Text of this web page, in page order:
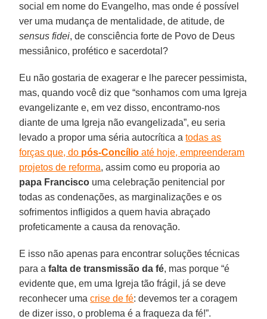
social em nome do Evangelho, mas onde é possível
ver uma mudança de mentalidade, de atitude, de
sensus fidei, de consciência forte de Povo de Deus
messiânico, profético e sacerdotal?
Eu não gostaria de exagerar e lhe parecer pessimista,
mas, quando você diz que “sonhamos com uma Igreja
evangelizante e, em vez disso, encontramo-nos
diante de uma Igreja não evangelizada”, eu seria
levado a propor uma séria autocrítica atodas as
forças que, do pós-Concílio até hoje, empreenderam
projetos de reforma, assim como eu proporia ao
papa Francisco uma celebração penitencial por
todas as condenações, as marginalizações e os
sofrimentos infligidos a quem havia abraçado
profeticamente a causa da renovação.
E isso não apenas para encontrar soluções técnicas
para afalta de transmissão da fé, mas porque “é
evidente que, em uma Igreja tão frágil, já se deve
reconhecer umacrise de fé: devemos ter a coragem
de dizer isso, o problema é a fraqueza da fé!”.